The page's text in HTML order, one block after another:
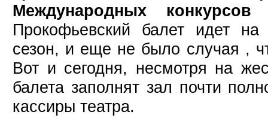
Международных
Прокофьевский балет идет
сезон, и еще не было случая ,
Вот и сегодня, несмотря на
балета заполнят зал почти
кассиры театра.